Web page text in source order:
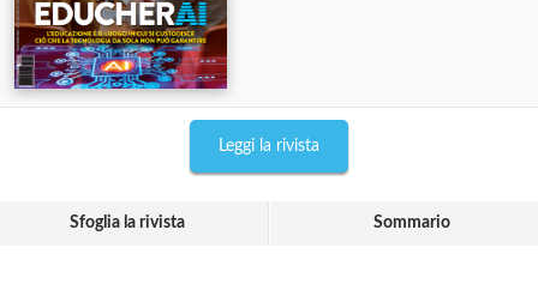
Leggi la rivista
Sfoglia la rivista Sommario